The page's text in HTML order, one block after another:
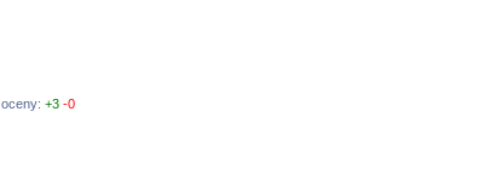
, oceny:+3 -0